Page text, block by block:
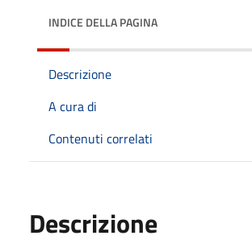
INDICE DELLA PAGINA
Descrizione
A cura di
Contenuti correlati
Descrizione